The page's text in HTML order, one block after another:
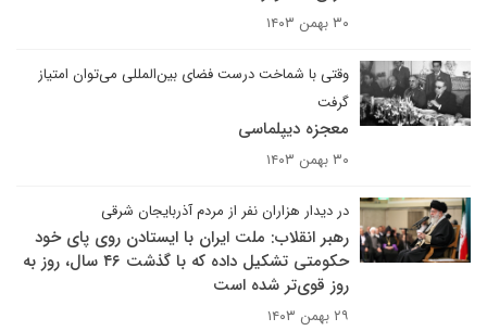
۳۰ بهمن ۱۴۰۳
وقتی با شماخت درست فضای بین‌المللی می‌توان امتیاز
گرفت
معجزه دیپلماسی
۳۰ بهمن ۱۴۰۳
در دیدار هزاران نفر از مردم آذربایجان شرقی
رهبر انقلاب: ملت ایران با ایستادن روی پای خود
حکومتی تشکیل داده که با گذشت ۴۶ سال، روز به
روز قوی‌تر شده است
۲۹ بهمن ۱۴۰۳